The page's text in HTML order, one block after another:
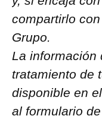
compartirlo
Grupo.
La información
tratamiento de
disponible en
al formulario